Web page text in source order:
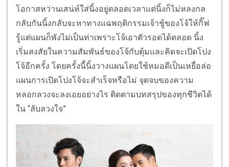
โอกาสหว่านเสน่ห์ใส่นิ้งอยู่ตลอดเวลาแต่นิ้งก็ไม่หลงกล
กลับกันนิ้งกลับจะหาทางแฉพฤติกรรมเจ้าชู้ของโจ้ให้กิ๊ฟ
รู้แต่แผนก็พังไม่เป็นท่าเพราะโจ้เอาตัวรอดได้ตลอด นิ้ง
เริ่มสงสัยในความสัมพันธ์ของโจ้กับตุ้มและคิดจะเปิดโปง
โจ้อีกครั้ง โดยครั้งนี้นิ้งวางแผนโดยใช้หมอดีเป็นเหยื่อล่อ
แผนการเปิดโปงโจ้จะสำเร็จหรือไม่ จุดจบของความ
หลอกลวงจะลงเอยอย่างไร ติดตามบทสรุปของทุกชีวิตได้
ใน “ลับลวงใจ”